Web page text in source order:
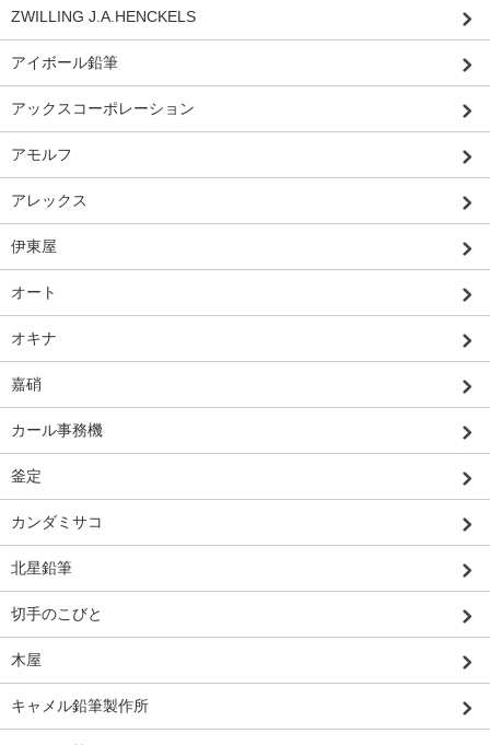
ZWILLING J.A.HENCKELS
アイボール鉛筆
アックスコーポレーション
アモルフ
アレックス
伊東屋
オート
オキナ
嘉硝
カール事務機
釜定
カンダミサコ
北星鉛筆
切手のこびと
木屋
キャメル鉛筆製作所